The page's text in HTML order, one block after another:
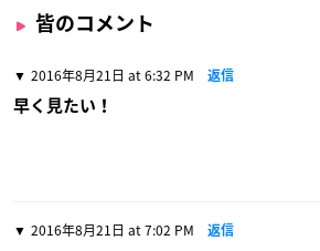
皆のコメント
2016年8月21日 at 6:32 PM 返信
早く見たい！
2016年8月21日 at 7:02 PM 返信